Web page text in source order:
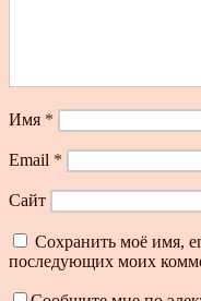
Имя *
Email *
Сайт
Сохранить моё имя,
последующих моих